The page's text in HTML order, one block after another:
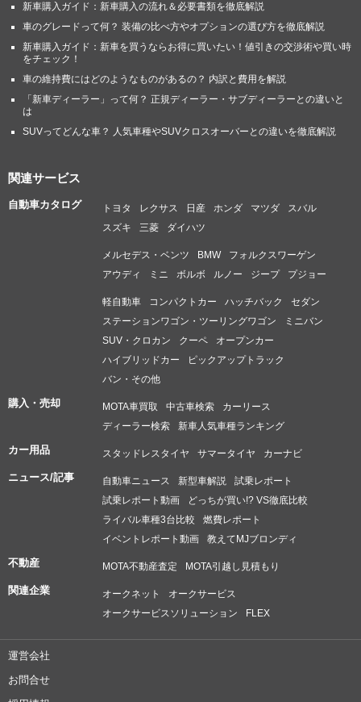
新車購入ガイド：新車購入の流れ＆必要書類を徹底解説
車のグレードって何？ 装備の比べ方やオプションの選び方を徹底解説
新車購入ガイド：新車を買うならお得に買いたい！値引きの交渉術や買い時
をチェック！
車の維持費にはどのようなものがあるの？ 内訳と費用を解説
「新車ディーラー」って何？ 正規ディーラー・サブディーラーとの違いと
は
SUVってどんな車？ 人気車種やSUVクロスオーバーとの違いを徹底解説
関連サービス
自動車カタログ トヨタ レクサス 日産 ホンダ マツダ
スバル
スズキ
三菱 ダイハツ
メルセデス・ベンツ BMW
フォルクスワーゲン
アウディ
ミニ ボルボ ルノー ジープ プジョー
軽自動車 コンパクトカー ハッチバック
セダン
ステーションワゴン・ツーリングワゴン
ミニバン
SUV・クロカン
クーペ
オープンカー
ハイブリッドカー
ピックアップトラック
バン・その他
購入・売却 MOTA車買取 中古車検索
カーリース
ディーラー検索
新車人気車種ランキング
カー用品 スタッドレスタイヤ サマータイヤ カーナビ
ニュース/記事 自動車ニュース 新型車解説
試乗レポート
試乗レポート動画
どっちが買い!? VS徹底比較
ライバル車種3台比較
燃費レポート
イベントレポート動画
教えてMJブロンディ
不動産 MOTA不動産査定 MOTA引越し見積もり
関連企業 オークネット
オークサービス
オークサービスソリューション
FLEX
運営会社
お問合せ